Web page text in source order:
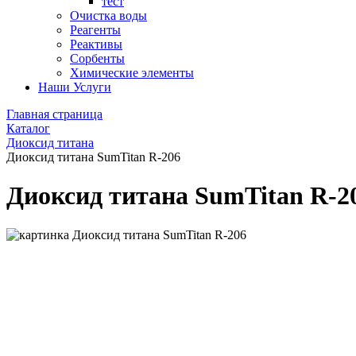
Очистка воды
Реагенты
Реактивы
Сорбенты
Химические элементы
Наши Услуги
Главная страница
Каталог
Диоксид титана
Диоксид титана SumTitan R-206
Диоксид титана SumTitan R-